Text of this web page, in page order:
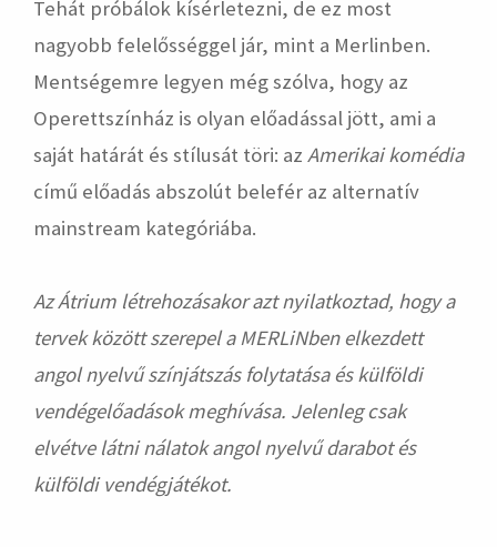
Tehát próbálok kísérletezni, de ez most
nagyobb felelősséggel jár, mint a Merlinben.
Mentségemre legyen még szólva, hogy az
Operettszínház is olyan előadással jött, ami a
saját határát és stílusát töri: az Amerikai komédia
című előadás abszolút belefér az alternatív
mainstream kategóriába.
Az Átrium létrehozásakor azt nyilatkoztad, hogy a
tervek között szerepel a MERLiNben elkezdett
angol nyelvű színjátszás folytatása és külföldi
vendégelőadások meghívása. Jelenleg csak
elvétve látni nálatok angol nyelvű darabot és
külföldi vendégjátékot.